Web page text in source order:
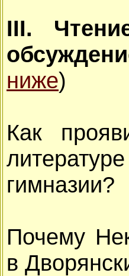
III.
ниже)
Как
гимназии?
Почему
в